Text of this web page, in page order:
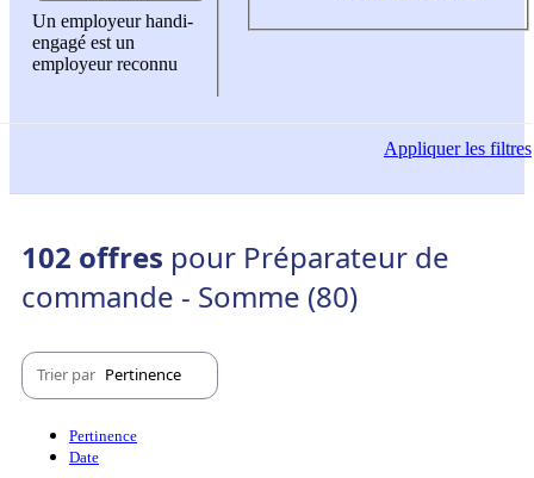
Un employeur handi-
engagé est un
employeur reconnu
Appliquerles filtres
102 offres pour Préparateur de
commande - Somme (80)
Trier par Pertinence
Pertinence
Date